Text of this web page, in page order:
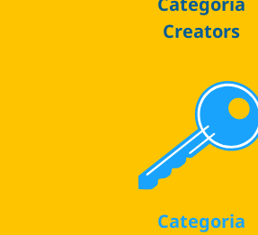
Creators
Categoria